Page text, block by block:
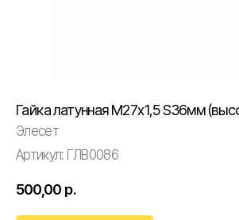
Гайка латунная М27х1,5 S36мм
Элесет
Артикул: ГЛВ0086
500,00 р.